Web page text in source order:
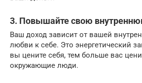
3. Повышайте свою
Ваш доход зависит от вашей
любви к себе. Это энергетический
вы цените себя, тем больше вас
окружающие люди.